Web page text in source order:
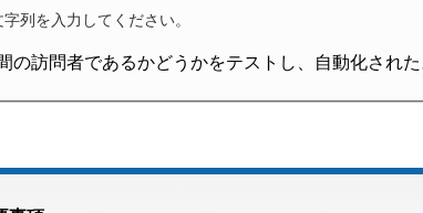
列を入力してください。
の訪問者であるかどうかをテストし、自動化され